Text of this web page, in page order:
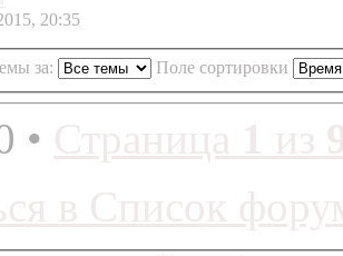
20:35
за: Поле сортировки
•